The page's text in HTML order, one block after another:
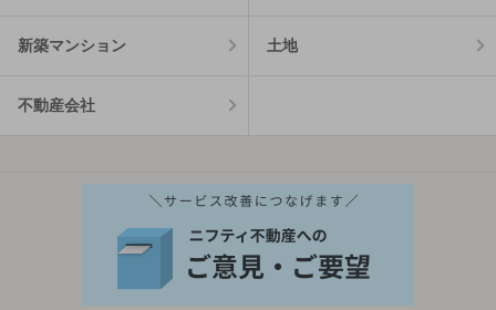
新築マンション 土地
不動産会社